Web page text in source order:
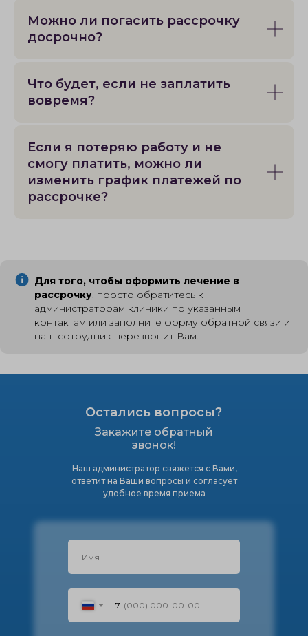
Можно ли погасить рассрочку
досрочно?
Что будет, если не заплатить
вовремя?
Если я потеряю работу и не
смогу платить, можно ли
изменить график платежей по
рассрочке?
Для того, чтобы оформить лечение в
рассрочку, просто обратитесь к
администраторам клиники по указанным
контактам или заполните форму обратной связи и
наш сотрудник перезвонит Вам.
Остались вопросы?
+7
Наш администратор свяжется с Вами,
ответит на Ваши вопросы и согласует
удобное время приема
Закажите обратный
звонок!